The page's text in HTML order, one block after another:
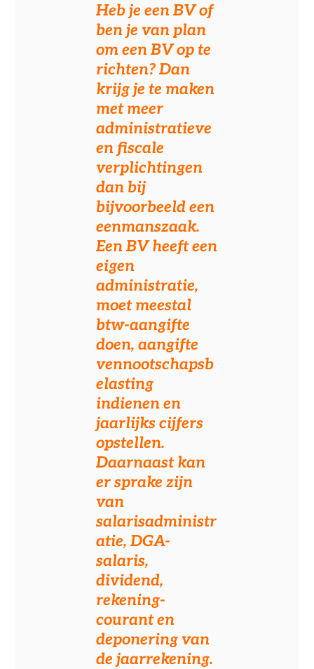
Heb je een BV of
ben je van plan
om een BV op te
richten? Dan
krijg je te maken
met meer
administratieve
en fiscale
verplichtingen
dan bij
bijvoorbeeld een
eenmanszaak.
Een BV heeft een
eigen
administratie,
moet meestal
btw-aangifte
doen, aangifte
vennootschapsb
elasting
indienen en
jaarlijks cijfers
opstellen.
Daarnaast kan
er sprake zijn
van
salarisadministr
atie, DGA-
salaris,
dividend,
rekening-
courant en
deponering van
de jaarrekening.